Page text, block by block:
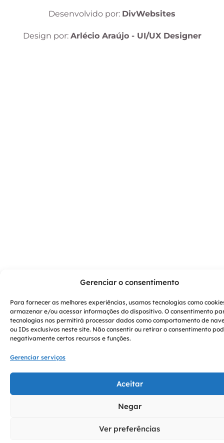
Gerenciar o consentimento
Para fornecer as melhores experiências, usamos tecnologias como
armazenar e/ou acessar informações do dispositivo. O consentimento
tecnologias nos permitirá processar dados como comportamento de
ou IDs exclusivos neste site. Não consentir ou retirar o consentimento
negativamente certos recursos e funções.
Gerenciar serviços
Aceitar
Negar
Ver preferências
Desenvolvido por: DivWebsites
Design por: Arlécio Araújo - UI/UX Designer